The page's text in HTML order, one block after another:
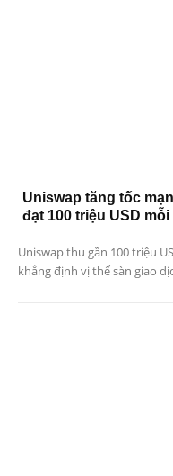
Uniswap tăng tốc
đạt 100 triệu USD
Uniswap thu gần 100 triệu
khẳng định vị thế sàn giao